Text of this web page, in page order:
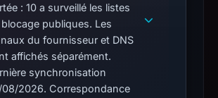
: 10 a surveillé les listes
publiques. Les
du fournisseur et DNS
affichés séparément.
synchronisation
08/2026. Correspondance